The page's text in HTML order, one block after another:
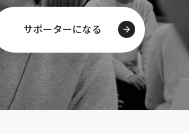
サポーターになる